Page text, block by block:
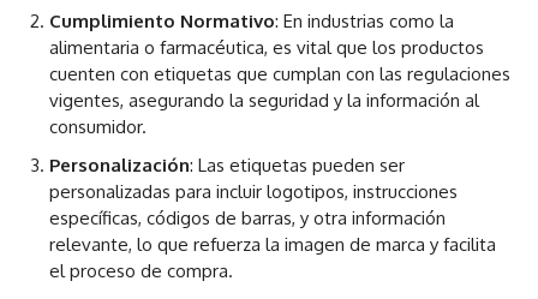
Cumplimiento Normativo: En industrias como la
alimentaria o farmacéutica, es vital que los productos
cuenten con etiquetas que cumplan con las regulaciones
vigentes, asegurando la seguridad y la información al
consumidor.
Personalización: Las etiquetas pueden ser
personalizadas para incluir logotipos, instrucciones
específicas, códigos de barras, y otra información
relevante, lo que refuerza la imagen de marca y facilita
el proceso de compra.